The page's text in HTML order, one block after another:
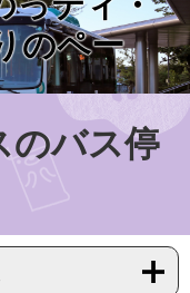
のペー
のバス停